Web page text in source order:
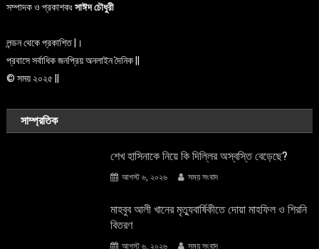
সম্পাদক ও প্রকাশকঃসাঈদ চৌধুরী
লন্ডন থেকে প্রকাশিত |।
প্রবাসে সর্বাধিক জনপ্রিয় অনলাইন দৈনিক ||
© সময় ২০২৫ ||
সাম্প্রতিক
শেখ হাসিনাকে নিয়ে কি দিল্লির অস্বস্তি বেড়েছে?
আগস্ট ৬, ২০২৬ সময় সংবাদ
মাহবুব আলী খানের মৃত্যুবার্ষিকীতে দোয়া মাহফিল ও শিরনি
বিতরণ
আগস্ট ৬, ২০২৬ সময় সংবাদ